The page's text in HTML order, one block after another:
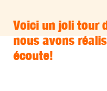
Voici un joli tour
nous avons
écoute!